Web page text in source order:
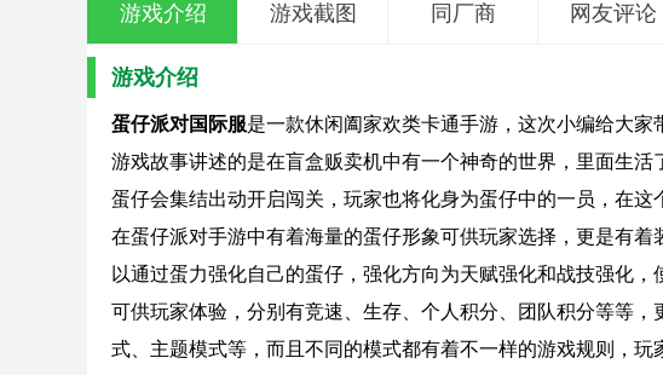
游戏介绍 游戏截图 同厂商 网友评论
游戏介绍
蛋仔派对国际服是一款休闲阖家欢类卡通手游，这次小编给大家
游戏故事讲述的是在盲盒贩卖机中有一个神奇的世界，里面生
蛋仔会集结出动开启闯关，玩家也将化身为蛋仔中的一员，在这
在蛋仔派对手游中有着海量的蛋仔形象可供玩家选择，更是有
以通过蛋力强化自己的蛋仔，强化方向为天赋强化和战技强化
可供玩家体验，分别有竞速、生存、个人积分、团队积分等等
式、主题模式等，而且不同的模式都有着不一样的游戏规则，玩